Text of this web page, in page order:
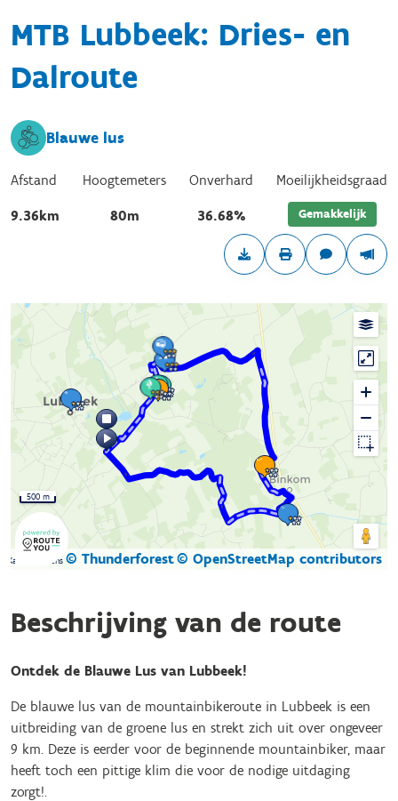
MTB Lubbeek: Dries- en
Dalroute
Blauwe lus
Afstand
9.36km
Hoogtemeters
80m
Onverhard
36.68%
Moeilijkheidsgraad
Gemakkelijk
Kaartgegevens © Thunderforest© OpenStreetMap contributors
500 m
Beschrijving van de route
Ontdek de Blauwe Lus van Lubbeek!
De blauwe lus van de mountainbikeroute in Lubbeek is een
uitbreiding van de groene lus en strekt zich uit over ongeveer
9 km. Deze is eerder voor de beginnende mountainbiker, maar
heeft toch een pittige klim die voor de nodige uitdaging
zorgt!.